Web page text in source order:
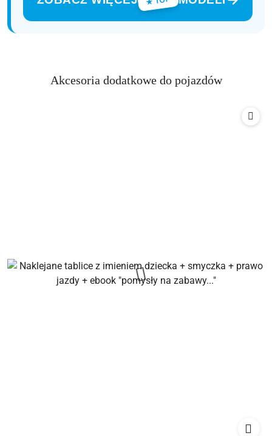
Pomiń karuzelę produktów
Produkty
Akcesoria dodatkowe do pojazdów